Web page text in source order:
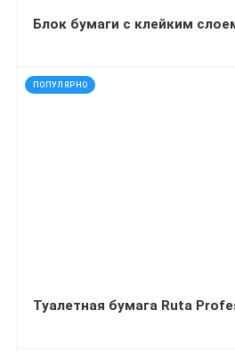
ПОПУЛЯРНО
код: 40752